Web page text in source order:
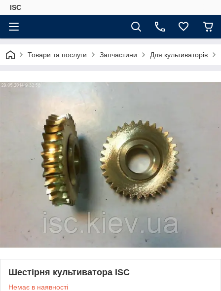
ISC
Товари та послуги Запчастини Для культиваторів
Шестірня культиватора ISC
Немає в наявності